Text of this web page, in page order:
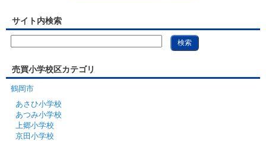
サイト内検索
売買小学校区カテゴリ
鶴岡市
あさひ小学校
あつみ小学校
上郷小学校
京田小学校